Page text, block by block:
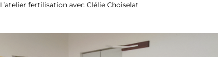
L’atelier fertilisation avec Clélie Choiselat